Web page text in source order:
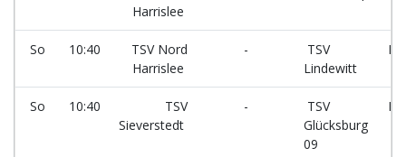
Harrislee
So 10:40
TSV Nord
Harrislee
-
TSV
Lindewitt
So 10:40
TSV
Sieverstedt
-
TSV
Glücksburg
09